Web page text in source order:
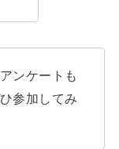
ンケートも
参加してみ